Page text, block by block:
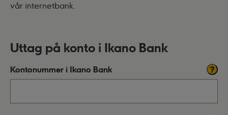
vår internetbank.
Uttag på konto i Ikano Bank
Kontonummer i Ikano Bank